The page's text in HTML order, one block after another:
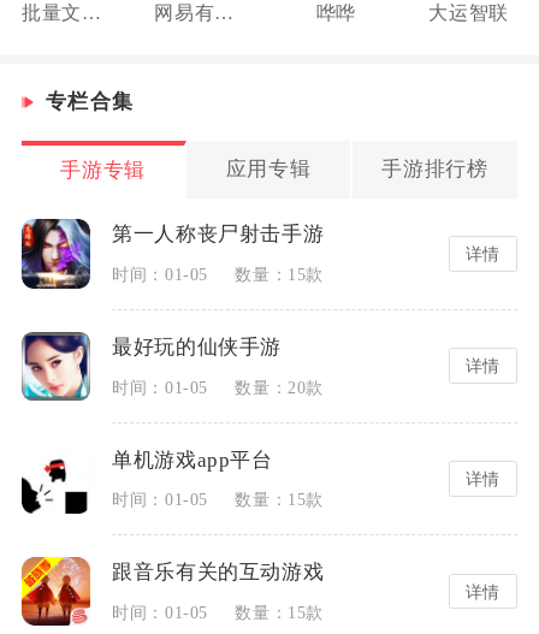
批量文本生成器 网易有道智学 哗哗 大运智联
专栏合集
手游专辑 应用专辑 手游排行榜
第一人称丧尸射击手游
时间：01-05 数量：15款
详情
最好玩的仙侠手游
时间：01-05 数量：20款
详情
单机游戏app平台
时间：01-05 数量：15款
详情
跟音乐有关的互动游戏
时间：01-05 数量：15款
详情